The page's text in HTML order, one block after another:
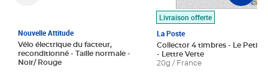
Nouvelle Attitude
Vélo électrique du facteur,
reconditionné - Taille normale -
Noir/ Rouge
Livraison offerte
La Poste
Collector 4 timbres - Le Petit
- Lettre Verte
20g / France